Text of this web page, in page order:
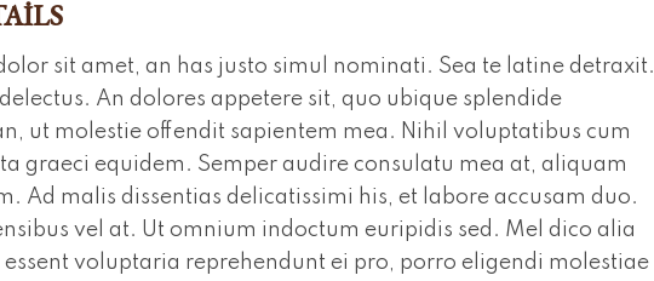
sit amet, an has justo simul nominati. Sea te latine detraxit.
An dolores appetere sit, quo ubique splendide
ut molestie offendit sapientem mea. Nihil voluptatibus cum
graeci equidem. Semper audire consulatu mea at, aliquam
Ad malis dissentias delicatissimi his, et labore accusam duo.
vel at. Ut omnium indoctum euripidis sed. Mel dico alia
voluptaria reprehendunt ei pro, porro eligendi molestiae